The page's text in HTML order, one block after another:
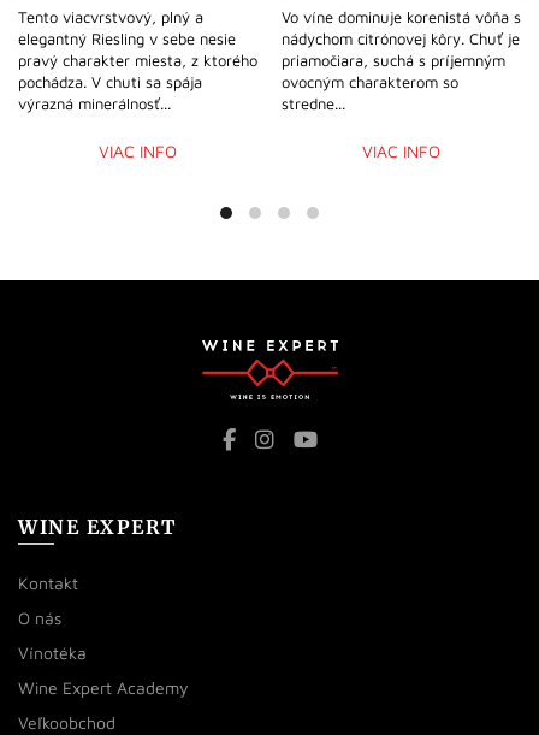
Tento viacvrstvový, plný a
elegantný Riesling v sebe nesie
pravý charakter miesta, z ktorého
pochádza. V chuti sa spája
výrazná minerálnosť...
VIAC INFO
Vo víne dominuje korenistá vôňa s
nádychom citrónovej kôry. Chuť je
priamočiara, suchá s príjemným
ovocným charakterom so
stredne...
VIAC INFO
WINE EXPERT
Kontakt
O nás
Vínotéka
Wine Expert Academy
Veľkoobchod